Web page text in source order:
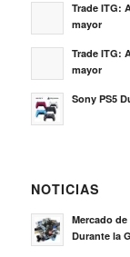
Trade ITG:
mayor
Trade ITG:
mayor
Sony PS5
NOTICIAS
Mercado
Durante la